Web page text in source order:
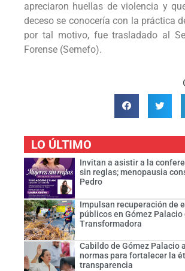
apreciaron huellas de violencia y
deceso se conocería con la práctica
por tal motivo, fue trasladado al
Forense (Semefo).
LO ÚLTIMO
Invitan a asistir a la
sin reglas; menopausia
Pedro
Impulsan recuperación de
públicos en Gómez Palacio
Transformadora
Cabildo de Gómez Palacio
normas para fortalecer la
transparencia